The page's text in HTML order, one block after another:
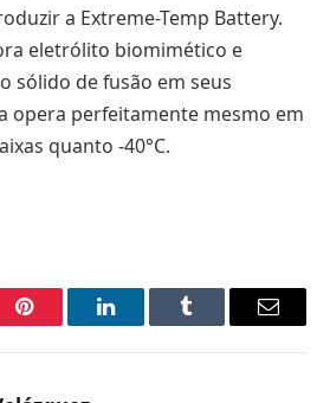
a Extreme-Temp Battery.
eletrólito biomimético e
sólido de fusão em seus
opera perfeitamente mesmo em
quanto -40°C.
Pinterest LinkedInTumblr Email